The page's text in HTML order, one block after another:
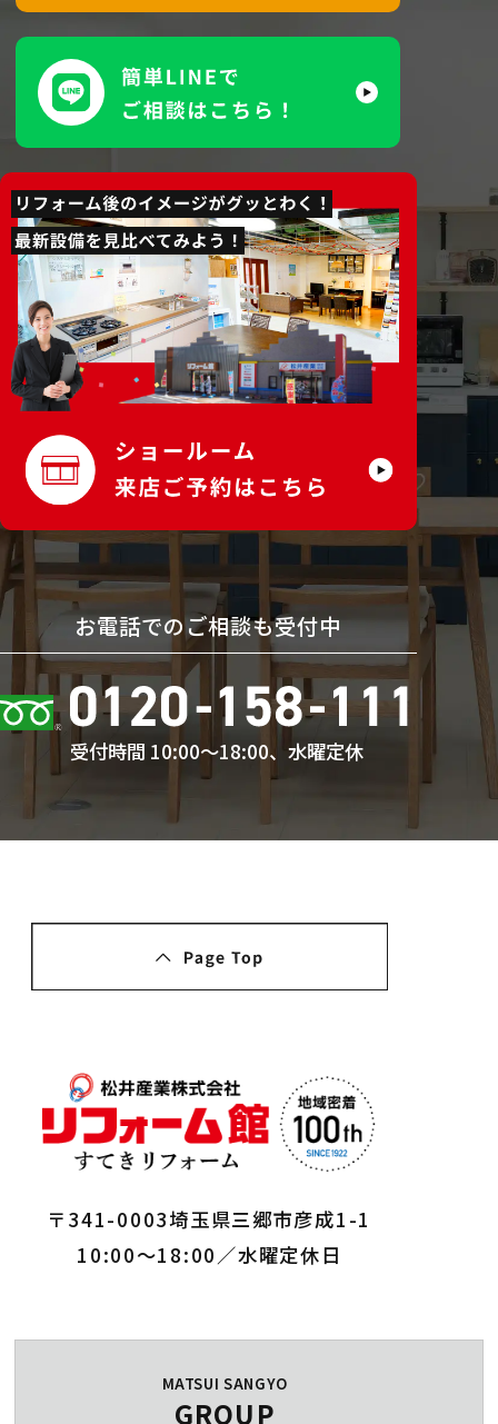
お電話でのご相談も受付中
受付時間 10:00〜18:00、水曜定休
〒341-0003埼玉県三郷市彦成1-1
10:00～18:00／水曜定休日
MATSUI SANGYO
GROUP